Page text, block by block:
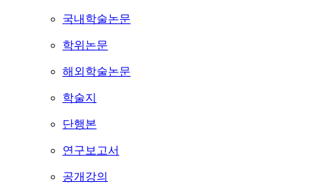
국내학술논문
학위논문
해외학술논문
학술지
단행본
연구보고서
공개강의